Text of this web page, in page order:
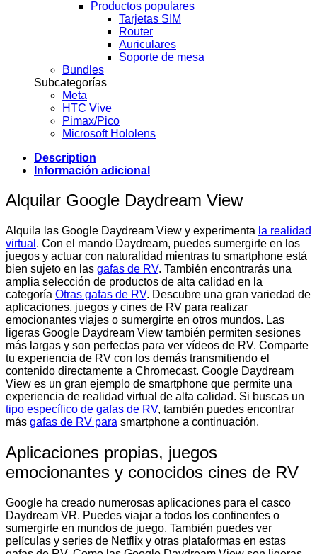
Productos populares
Tarjetas SIM
Router
Auriculares
Soporte de mesa
Bundles
Subcategorías
Meta
HTC Vive
Pimax/Pico
Microsoft Hololens
Description
Información adicional
Alquilar Google Daydream View
Alquila las Google Daydream View y experimenta la realidad
virtual . Con el mando Daydream, puedes sumergirte en los
juegos y actuar con naturalidad mientras tu smartphone está
bien sujeto en las gafas de RV. También encontrarás una
amplia selección de productos de alta calidad en la
categoría Otras gafas de RV. Descubre una gran variedad de
aplicaciones, juegos y cines de RV para realizar
emocionantes viajes o sumergirte en otros mundos. Las
ligeras Google Daydream View también permiten sesiones
más largas y son perfectas para ver vídeos de RV. Comparte
tu experiencia de RV con los demás transmitiendo el
contenido directamente a Chromecast. Google Daydream
View es un gran ejemplo de smartphone que permite una
experiencia de realidad virtual de alta calidad. Si buscas un
tipo específico de gafas de RV, también puedes encontrar
más gafas de RV para smartphone a continuación.
Aplicaciones propias, juegos
emocionantes y conocidos cines de RV
Google ha creado numerosas aplicaciones para el casco
Daydream VR. Puedes viajar a todos los continentes o
sumergirte en mundos de juego. También puedes ver
películas y series de Netflix y otras plataformas en estas